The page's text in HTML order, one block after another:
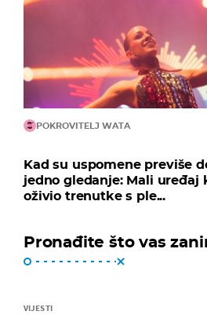
POKROVITELJ WATA
Kad su uspomene previše
jedno gledanje: Mali uređaj
oživio trenutke s ple...
Pronađite što vas
VIJESTI